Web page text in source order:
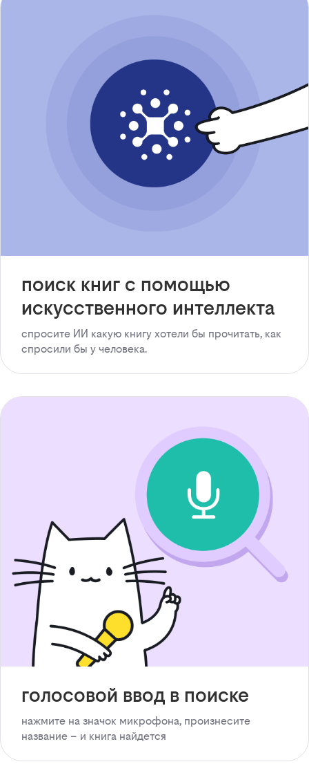
поиск книг с помощью
искусственного интеллекта
спросите ИИ какую книгу хотели бы прочитать, как
спросили бы у человека.
голосовой ввод в поиске
нажмите на значок микрофона, произнесите
название – и книга найдется